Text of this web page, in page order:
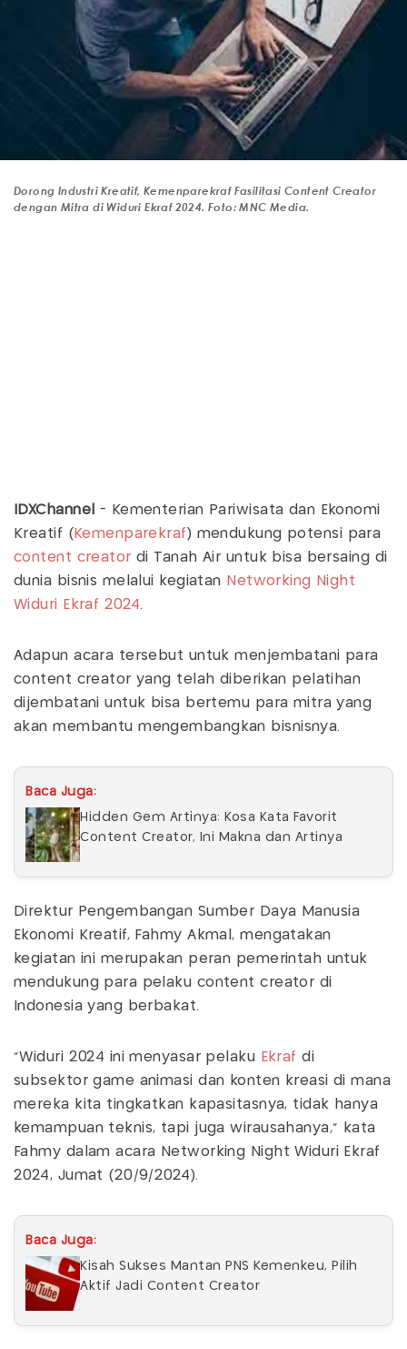
Dorong Industri Kreatif, Kemenparekraf Fasilitasi Content Creator
dengan Mitra di Widuri Ekraf 2024. Foto: MNC Media.
IDXChannel - Kementerian Pariwisata dan Ekonomi
Kreatif ( Kemenparekraf ) mendukung potensi para
content creator di Tanah Air untuk bisa bersaing di
dunia bisnis melalui kegiatan Networking Night
Widuri Ekraf 2024.
Adapun acara tersebut untuk menjembatani para
content creator yang telah diberikan pelatihan
dijembatani untuk bisa bertemu para mitra yang
akan membantu mengembangkan bisnisnya.
Baca Juga:
Hidden Gem Artinya: Kosa Kata Favorit
Content Creator, Ini Makna dan Artinya
Direktur Pengembangan Sumber Daya Manusia
Ekonomi Kreatif, Fahmy Akmal, mengatakan
kegiatan ini merupakan peran pemerintah untuk
mendukung para pelaku content creator di
Indonesia yang berbakat.
“Widuri 2024 ini menyasar pelaku Ekraf di
subsektor game animasi dan konten kreasi di mana
mereka kita tingkatkan kapasitasnya, tidak hanya
kemampuan teknis, tapi juga wirausahanya,” kata
Fahmy dalam acara Networking Night Widuri Ekraf
2024, Jumat (20/9/2024).
Baca Juga:
Kisah Sukses Mantan PNS Kemenkeu, Pilih
Aktif Jadi Content Creator